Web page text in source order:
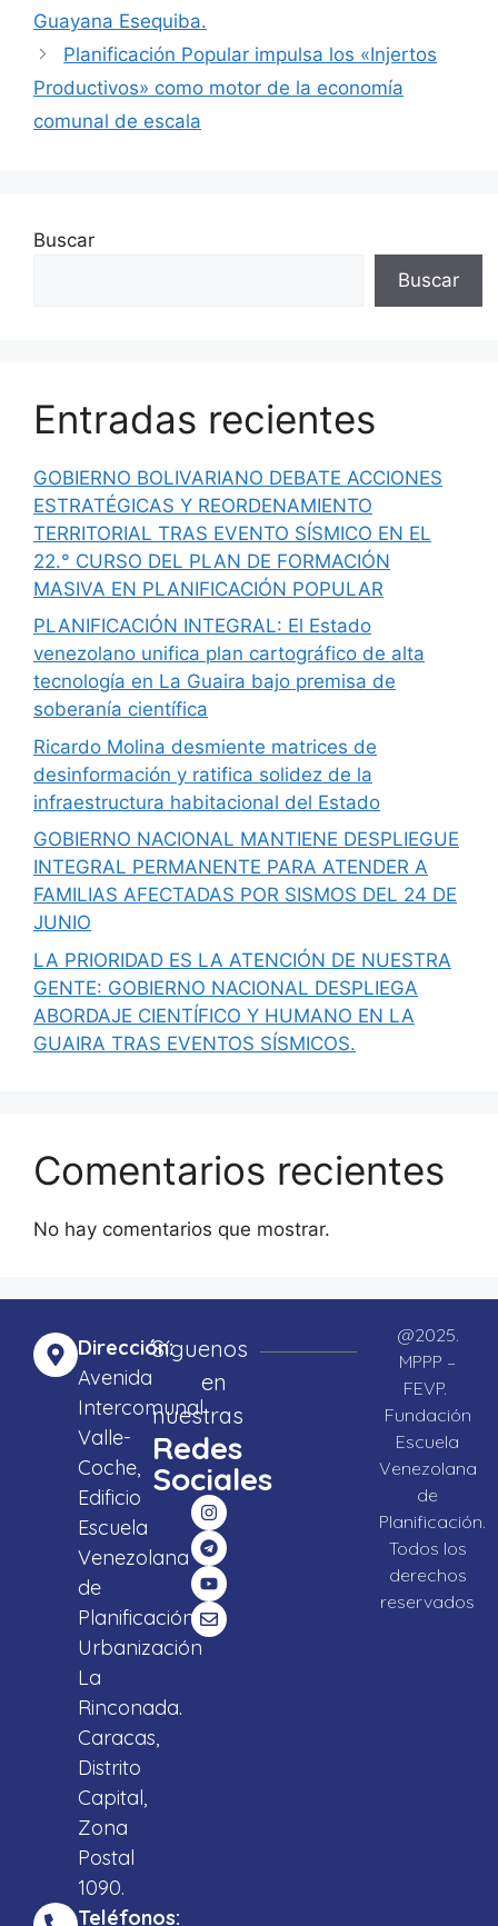
Guayana Esequiba.
Planificación Popular impulsa los «Injertos
Productivos» como motor de la economía
comunal de escala
Buscar
Buscar
Entradas recientes
GOBIERNO BOLIVARIANO DEBATE ACCIONES
ESTRATÉGICAS Y REORDENAMIENTO
TERRITORIAL TRAS EVENTO SÍSMICO EN EL
22.° CURSO DEL PLAN DE FORMACIÓN
MASIVA EN PLANIFICACIÓN POPULAR
PLANIFICACIÓN INTEGRAL: El Estado
venezolano unifica plan cartográfico de alta
tecnología en La Guaira bajo premisa de
soberanía científica
Ricardo Molina desmiente matrices de
desinformación y ratifica solidez de la
infraestructura habitacional del Estado
GOBIERNO NACIONAL MANTIENE DESPLIEGUE
INTEGRAL PERMANENTE PARA ATENDER A
FAMILIAS AFECTADAS POR SISMOS DEL 24 DE
JUNIO
LA PRIORIDAD ES LA ATENCIÓN DE NUESTRA
GENTE: GOBIERNO NACIONAL DESPLIEGA
ABORDAJE CIENTÍFICO Y HUMANO EN LA
GUAIRA TRAS EVENTOS SÍSMICOS.
Comentarios recientes
No hay comentarios que mostrar.
Dirección:
Avenida
Intercomunal
Valle-
Coche,
Edificio
Escuela
Venezolana
de
Planificación,
Urbanización
La
Rinconada.
Caracas,
Distrito
Capital,
Zona
Postal
1090.
Teléfonos:
Síguenos
en
nuestras
Redes
Sociales
@2025.
MPPP –
FEVP.
Fundación
Escuela
Venezolana
de
Planificación.
Todos los
derechos
reservados